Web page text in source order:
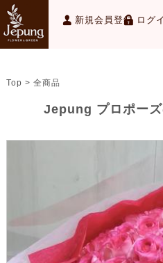
新規会員登録 ログ
Top > 全商品
Jepung プロポー